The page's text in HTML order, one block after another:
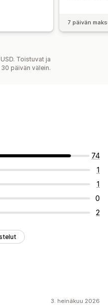
7 päivän
Toistuvat ja
päivän välein.
74
1
1
0
2
3. heinäkuu 2026